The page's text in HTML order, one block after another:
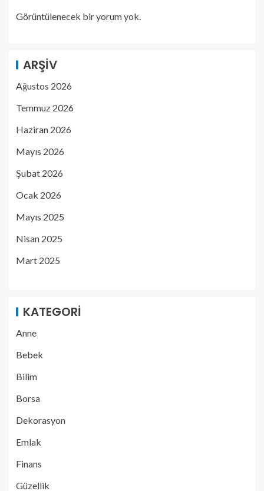
Görüntülenecek bir yorum yok.
ARŞIV
Ağustos 2026
Temmuz 2026
Haziran 2026
Mayıs 2026
Şubat 2026
Ocak 2026
Mayıs 2025
Nisan 2025
Mart 2025
KATEGORI
Anne
Bebek
Bilim
Borsa
Dekorasyon
Emlak
Finans
Güzellik